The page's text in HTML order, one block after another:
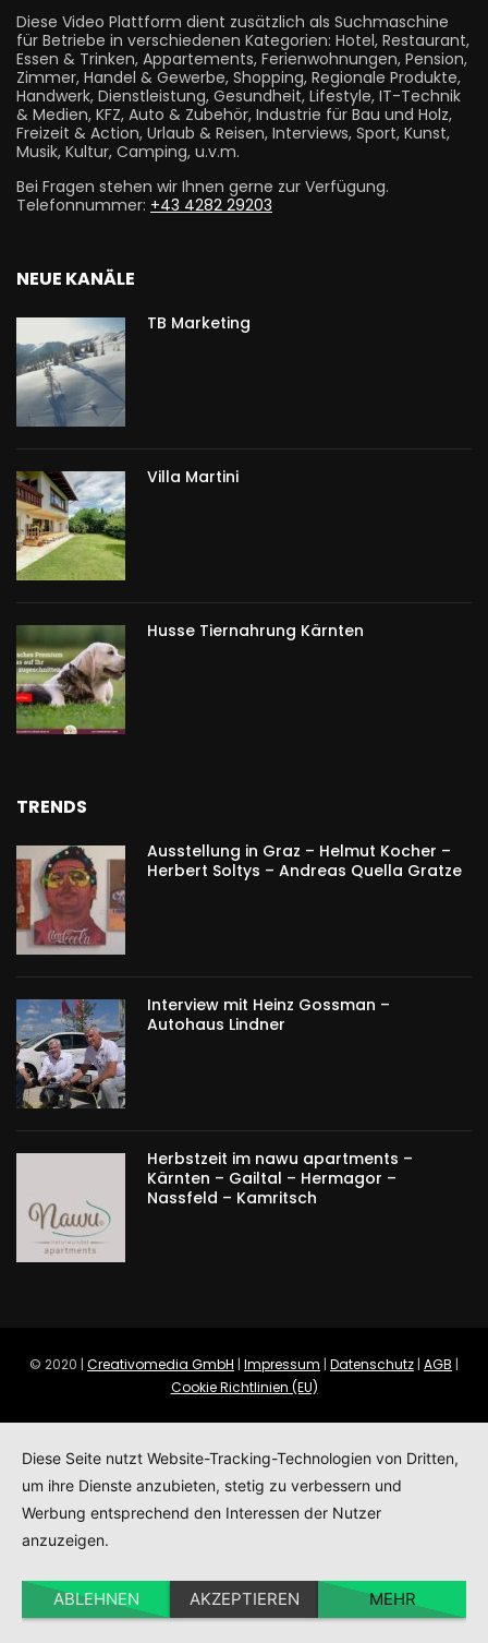
Diese Video Plattform dient zusätzlich als Suchmaschine
für Betriebe in verschiedenen Kategorien: Hotel, Restaurant,
Essen & Trinken, Appartements, Ferienwohnungen, Pension,
Zimmer, Handel & Gewerbe, Shopping, Regionale Produkte,
Handwerk, Dienstleistung, Gesundheit, Lifestyle, IT-Technik
& Medien, KFZ, Auto & Zubehör, Industrie für Bau und Holz,
Freizeit & Action, Urlaub & Reisen, Interviews, Sport, Kunst,
Musik, Kultur, Camping, u.v.m.
Bei Fragen stehen wir Ihnen gerne zur Verfügung.
Telefonnummer: +43 4282 29203
NEUE KANÄLE
TB Marketing
Villa Martini
Husse Tiernahrung Kärnten
TRENDS
Ausstellung in Graz – Helmut Kocher –
Herbert Soltys – Andreas Quella Gratze
Interview mit Heinz Gossman –
Autohaus Lindner
Herbstzeit im nawu apartments –
Kärnten – Gailtal – Hermagor –
Nassfeld – Kamritsch
© 2020 | Creativomedia GmbH | Impressum | Datenschutz | AGB |
Cookie Richtlinien (EU)
Diese Seite nutzt Website-Tracking-Technologien von Dritten,
um ihre Dienste anzubieten, stetig zu verbessern und
Werbung entsprechend den Interessen der Nutzer
anzuzeigen.
ABLEHNEN AKZEPTIEREN MEHR